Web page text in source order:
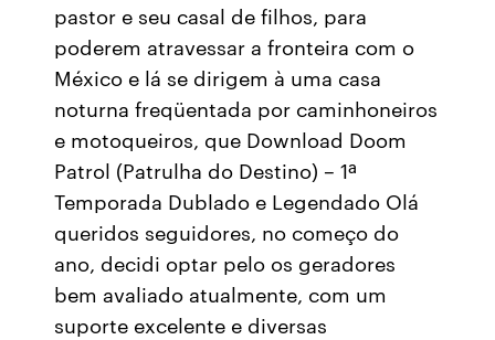
pastor e seu casal de filhos, para
poderem atravessar a fronteira com o
México e lá se dirigem à uma casa
noturna freqüentada por caminhoneiros
e motoqueiros, que Download Doom
Patrol (Patrulha do Destino) – 1ª
Temporada Dublado e Legendado Olá
queridos seguidores, no começo do
ano, decidi optar pelo os geradores
bem avaliado atualmente, com um
suporte excelente e diversas